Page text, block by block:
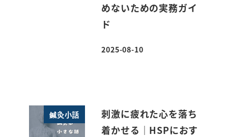
めないための実務ガイ
ド
投稿日
2025-08-10
鍼灸小話
刺激に疲れた心を落ち
着かせる｜HSPにおす